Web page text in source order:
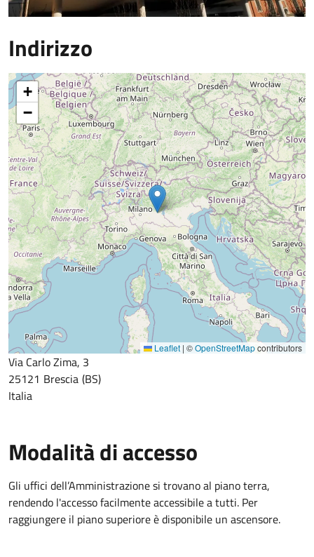
Indirizzo
+
−
Leaflet | ©OpenStreetMapcontributors
Via Carlo Zima, 3
25121 Brescia BS
Italia
Modalità di accesso
Gli uffici dell’Amministrazione si trovano al piano terra,
rendendo l'accesso facilmente accessibile a tutti. Per
raggiungere il piano superiore è disponibile un ascensore.